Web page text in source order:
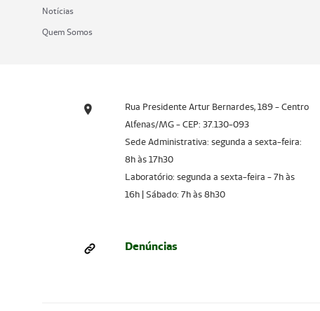
Notícias
Quem Somos
Rua Presidente Artur Bernardes, 189 - Centro
Alfenas/MG - CEP: 37.130-093
Sede Administrativa: segunda a sexta-feira:
8h às 17h30
Laboratório: segunda a sexta-feira - 7h às
16h | Sábado: 7h às 8h30
Denúncias